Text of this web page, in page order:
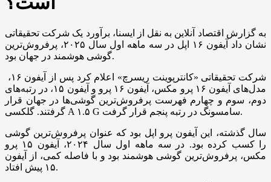
به گزارش اقتصاد آنلاین به نقل از ایسنا، برآورد یک شرکت تحقیقاتی
نشان داد آیفون ۱۶ اپل در سه ماهه اول سال ۲۰۲۵، پرفروش‌ترین
گوشی هوشمند در جهان بود.
مدل‌های آیفون ۱۶ پرو مکس، آیفون ۱۶ پرو و آیفون ۱۵، در رتبه‌های
دوم، سوم و چهارم فهرست پرفروش‌ترین گوشی‌ها در جهان قرار
گرفتند. گلکسی A ۱.۵ G سامسونگ در رتبه پنجم قرار گرفت.
سال گذشته، این آیفون پرو اپل بود که عنوان پرفروش‌ترین گوشی
را کسب کرده بود. در سه ماهه اول سال ۲۰۲۴، آیفون ۱۵ پرو
مکس، پرفروش‌ترین گوشی هوشمند بود و با فاصله کمی، از آیفون
۱۵ پیش افتاد.